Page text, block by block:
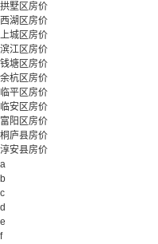
拱墅区房价
西湖区房价
上城区房价
滨江区房价
钱塘区房价
余杭区房价
临平区房价
临安区房价
富阳区房价
桐庐县房价
淳安县房价
a
b
c
d
e
f